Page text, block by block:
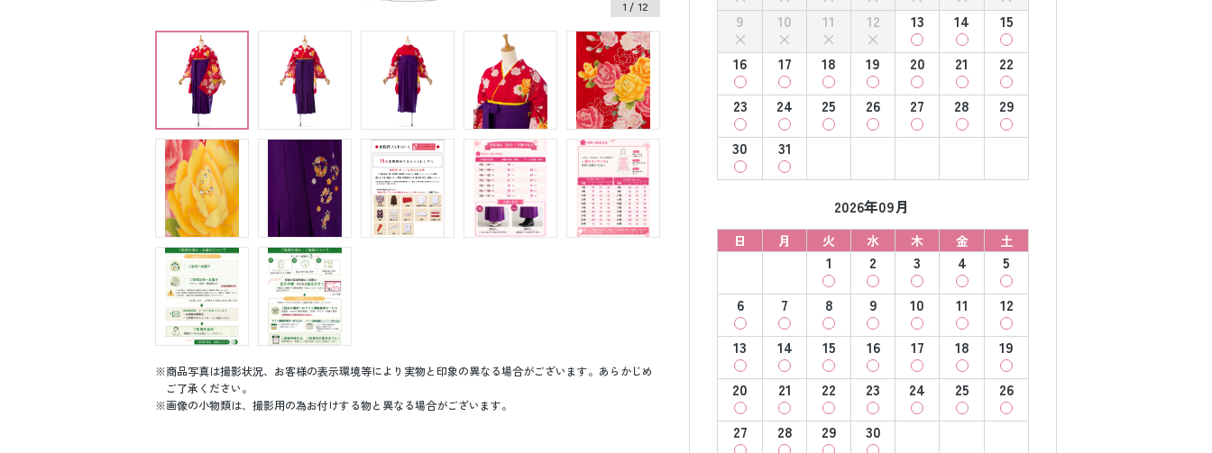
9
10 11 12 13 14
15
16
17 18 19 20 21
22
23
24 25 26 27 28
29
30
31
2026年09月
日 月 火 水 木 金 土
1 2 3 4
5
6
7 8 9 10 11
12
13
14 15 16 17 18
19
20
21 22 23 24 25
26
27
28 29 30
1 / 12
商品写真は撮影状況、お客様の表示環境等により実物と印象の異なる場合がございます。あらかじめ
ご了承ください。
画像の小物類は、撮影用の為お付けする物と異なる場合がございます。